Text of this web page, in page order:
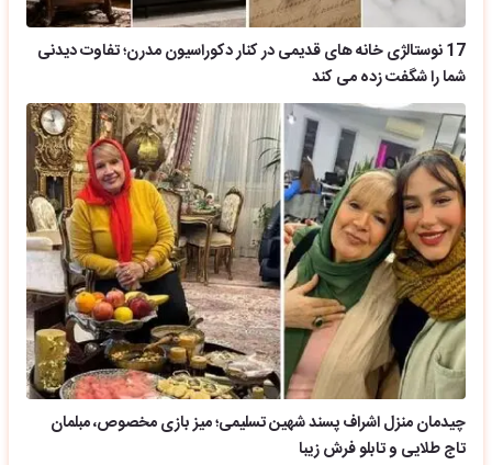
17 نوستالژی خانه های قدیمی در کنار دکوراسیون مدرن؛ تفاوت دیدنی
شما را شگفت زده می کند
چیدمان منزل اشراف پسند شهین تسلیمی؛ میز بازی مخصوص، مبلمان
تاج طلایی و تابلو فرش زیبا